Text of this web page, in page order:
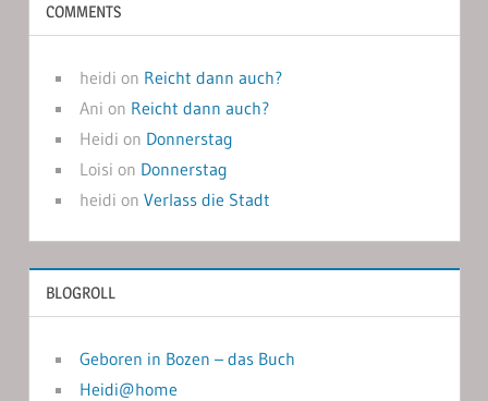
COMMENTS
heidi on Reicht dann auch?
Ani on Reicht dann auch?
Heidi on Donnerstag
Loisi on Donnerstag
heidi on Verlass die Stadt
BLOGROLL
Geboren in Bozen – das Buch
Heidi@home